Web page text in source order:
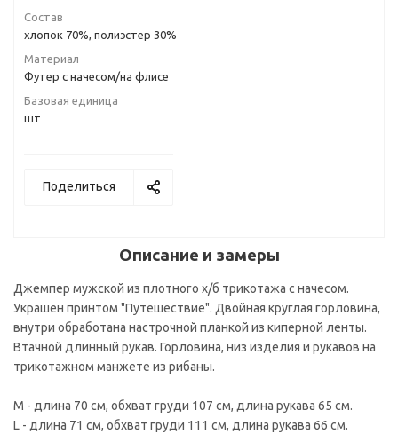
Состав
хлопок 70%, полиэстер 30%
Материал
Футер с начесом/на флисе
Базовая единица
шт
Поделиться
Описание и замеры
Джемпер мужской из плотного х/б трикотажа с начесом.
Украшен принтом "Путешествие". Двойная круглая горловина,
внутри обработана настрочной планкой из киперной ленты.
Втачной длинный рукав. Горловина, низ изделия и рукавов на
трикотажном манжете из рибаны.
M - длина 70 см, обхват груди 107 см, длина рукава 65 см.
L - длина 71 см, обхват груди 111 см, длина рукава 66 см.